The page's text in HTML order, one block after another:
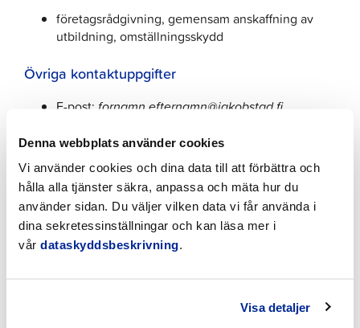
Denna webbplats använder cookies
Vi använder cookies och dina data till att förbättra och
hålla alla tjänster säkra, anpassa och mäta hur du
använder sidan. Du väljer vilken data vi får använda i
dina sekretessinställningar och kan läsa mer i
vår dataskyddsbeskrivning.
Visa detaljer
företagsrådgivning, gemensam anskaffning av
utbildning, omställningsskydd
Övriga kontaktuppgifter
E-post: fornamn.efternamn@jakobstad.fi
sysselsattningstjanster@jakobstad.fi
Sysselsättnings- och näringsdirektör Pia
Fraktman, fornamn.efternamn@jakobstad.fi,
tel. +358 44 785 1105
Jobbmarknaden
som en mötesplats för jobb och jobbsökande. På